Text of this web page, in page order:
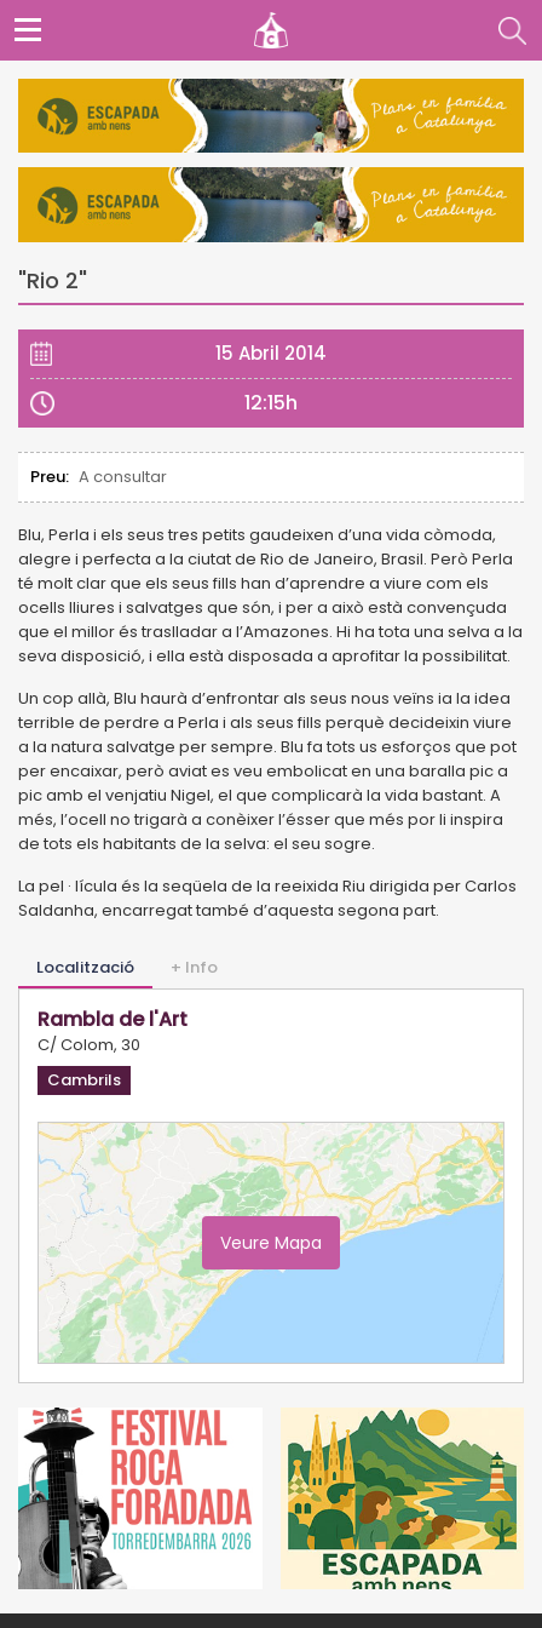
"Rio 2"
15 Abril 2014
12:15h
Preu: A consultar
Blu, Perla i els seus tres petits gaudeixen d’una vida còmoda,
alegre i perfecta a la ciutat de Rio de Janeiro, Brasil. Però Perla
té molt clar que els seus fills han d’aprendre a viure com els
ocells lliures i salvatges que són, i per a això està convençuda
que el millor és traslladar a l’Amazones. Hi ha tota una selva a la
seva disposició, i ella està disposada a aprofitar la possibilitat.
Un cop allà, Blu haurà d’enfrontar als seus nous veïns ia la idea
terrible de perdre a Perla i als seus fills perquè decideixin viure
a la natura salvatge per sempre. Blu fa tots us esforços que pot
per encaixar, però aviat es veu embolicat en una baralla pic a
pic amb el venjatiu Nigel, el que complicarà la vida bastant. A
més, l’ocell no trigarà a conèixer l’ésser que més por li inspira
de tots els habitants de la selva: el seu sogre.
La pel · lícula és la seqüela de la reeixida Riu dirigida per Carlos
Saldanha, encarregat també d’aquesta segona part.
Localització + Info
Rambla de l'Art
C/ Colom, 30
Cambrils
Veure Mapa